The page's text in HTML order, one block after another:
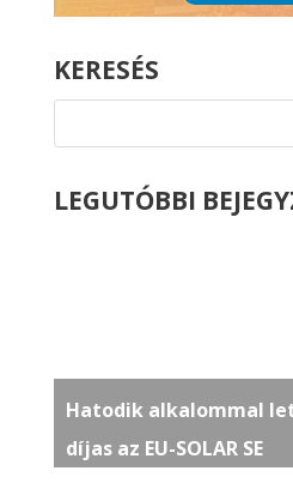
KERESÉS
LEGUTÓBBI
Hatodik alkalommal
díjas az EU-SOLAR SE